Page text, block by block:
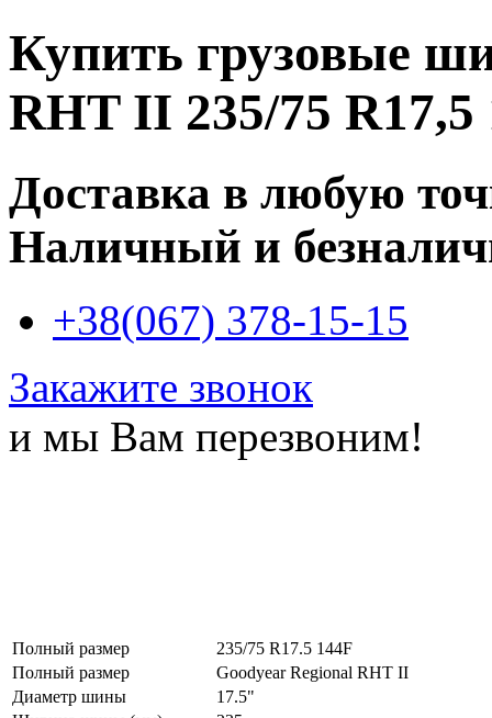
Купить грузовые
RHT II 235/75 R17,5
Доставка в любую
Наличный и
+38(067) 378-15-15
Закажите звонок
и мы Вам перезвоним!
Полный размер
235/75 R17.5 144F
Полный размер
Goodyear Regional RHT II
Диаметр шины
17.5"